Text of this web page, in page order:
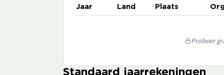
Jaar Land Plaats
Probeer
Standaard jaarrekeningen